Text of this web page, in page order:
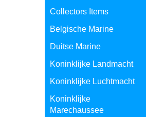
Collectors Items
Belgische Marine
Duitse Marine
Koninklijke Landmacht
Koninklijke Luchtmacht
Koninklijke
Marechaussee